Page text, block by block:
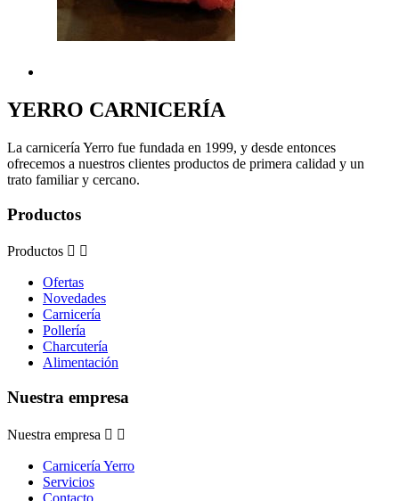
YERRO CARNICERÍA
La carnicería Yerro fue fundada en 1999, y desde entonces
ofrecemos a nuestros clientes productos de primera calidad y un
trato familiar y cercano.
Productos
Productos  
Ofertas
Novedades
Carnicería
Pollería
Charcutería
Alimentación
Nuestra empresa
Nuestra empresa  
Carnicería Yerro
Servicios
Contacto